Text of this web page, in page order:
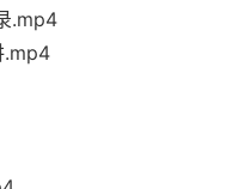
.mp4
.mp4